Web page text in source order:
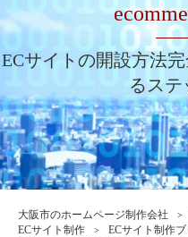
ECサイトの開設方法
るステ
大阪市のホームページ制作会社
ECサイト制作
ECサイト制作